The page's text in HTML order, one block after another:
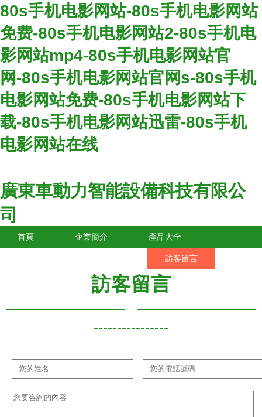
80s手机电影网站-80s手机电影网站
免费-80s手机电影网站2-80s手机电
影网站mp4-80s手机电影网站官
网-80s手机电影网站官网s-80s手机
电影网站免费-80s手机电影网站下
载-80s手机电影网站迅雷-80s手机
电影网站在线
廣東車動力智能設備科技有限公
司
首頁 企業簡介 產品大全
訪客留言
訪客留言
----------------